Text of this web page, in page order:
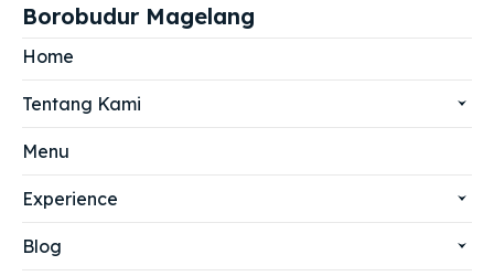
Borobudur Magelang
Home
Tentang Kami
Menu
Experience
Blog